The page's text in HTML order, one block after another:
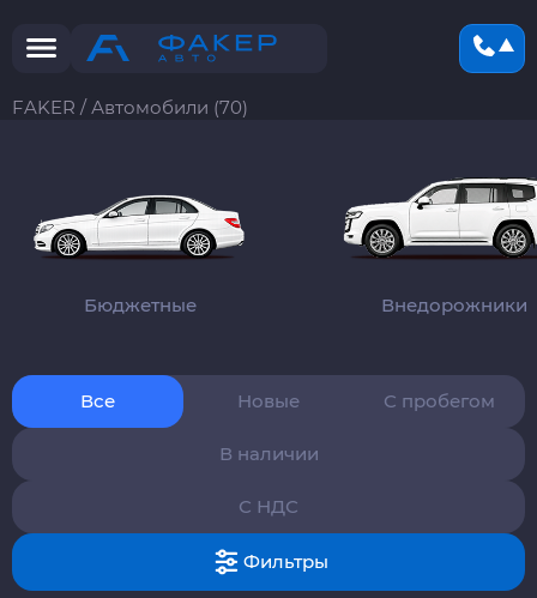
FAKER /Автомобили (70)
Бюджетные Внедорожники
Все Новые С пробегом
В наличии
С НДС
Фильтры